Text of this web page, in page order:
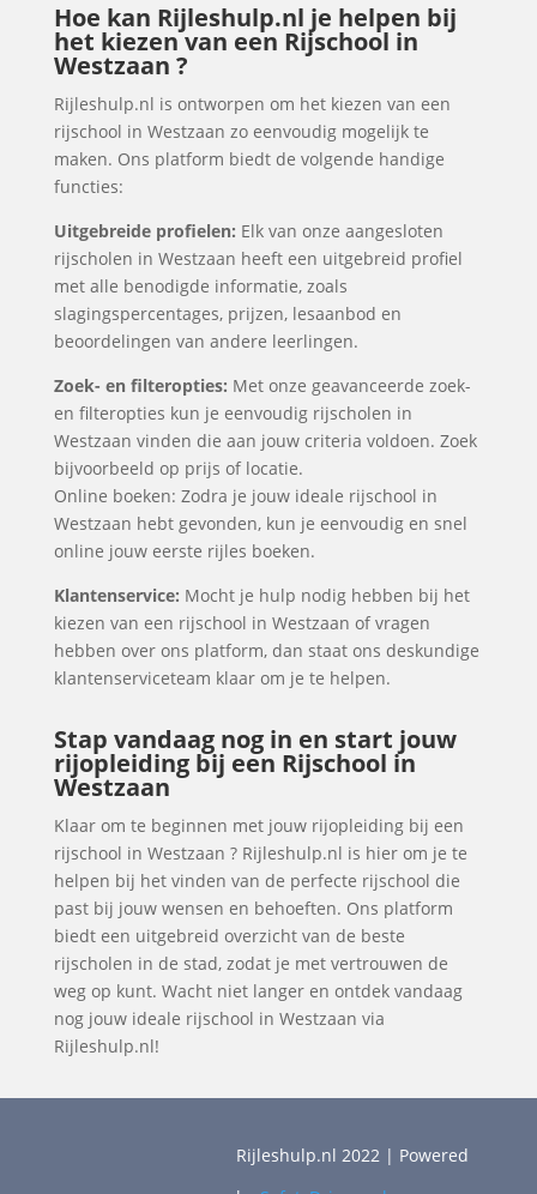
Hoe kan Rijleshulp.nl je helpen bij
het kiezen van een Rijschool in
Westzaan ?
Rijleshulp.nl is ontworpen om het kiezen van een
rijschool in Westzaan zo eenvoudig mogelijk te
maken. Ons platform biedt de volgende handige
functies:
Uitgebreide profielen: Elk van onze aangesloten
rijscholen in Westzaan heeft een uitgebreid profiel
met alle benodigde informatie, zoals
slagingspercentages, prijzen, lesaanbod en
beoordelingen van andere leerlingen.
Zoek- en filteropties: Met onze geavanceerde zoek-
en filteropties kun je eenvoudig rijscholen in
Westzaan vinden die aan jouw criteria voldoen. Zoek
bijvoorbeeld op prijs of locatie.
Online boeken: Zodra je jouw ideale rijschool in
Westzaan hebt gevonden, kun je eenvoudig en snel
online jouw eerste rijles boeken.
Klantenservice: Mocht je hulp nodig hebben bij het
kiezen van een rijschool in Westzaan of vragen
hebben over ons platform, dan staat ons deskundige
klantenserviceteam klaar om je te helpen.
Stap vandaag nog in en start jouw
rijopleiding bij een Rijschool in
Westzaan
Klaar om te beginnen met jouw rijopleiding bij een
rijschool in Westzaan ? Rijleshulp.nl is hier om je te
helpen bij het vinden van de perfecte rijschool die
past bij jouw wensen en behoeften. Ons platform
biedt een uitgebreid overzicht van de beste
rijscholen in de stad, zodat je met vertrouwen de
weg op kunt. Wacht niet langer en ontdek vandaag
nog jouw ideale rijschool in Westzaan via
Rijleshulp.nl!
Rijleshulp.nl 2022 | Powered